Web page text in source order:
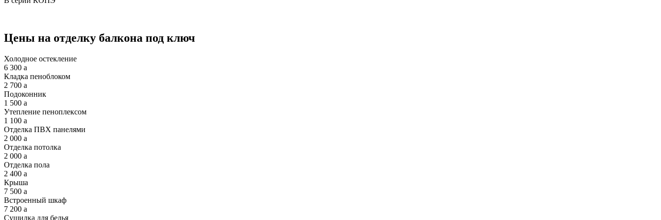
Цены на отделку балкона под ключ
Холодное остекление
6 300 a
Кладка пеноблоком
2 700 a
Подоконник
1 500 a
Утепление пеноплексом
1 100 a
Отделка ПВХ панелями
2 000 a
Отделка потолка
2 000 a
Отделка пола
2 400 a
Крыша
7 500 a
Встроенный шкаф
7 200 a
Сушилка для белья